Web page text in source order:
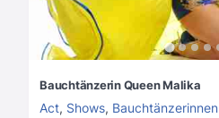
Bauchtänzerin Queen Malika
Act, Shows, Bauchtänzerinnen